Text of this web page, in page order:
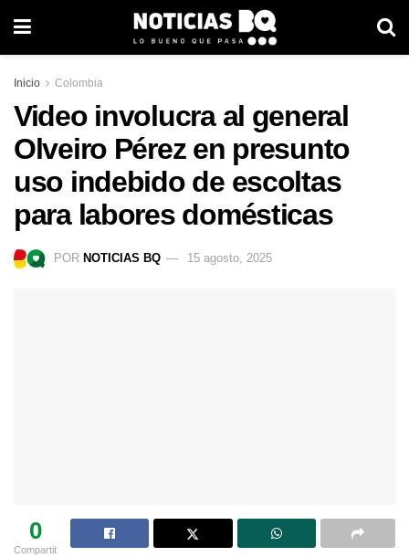
Inicio Colombia
Video involucra al general
Olveiro Pérez en presunto
uso indebido de escoltas
para labores domésticas
POR NOTICIAS BQ 15 agosto, 2025
0
Compartit